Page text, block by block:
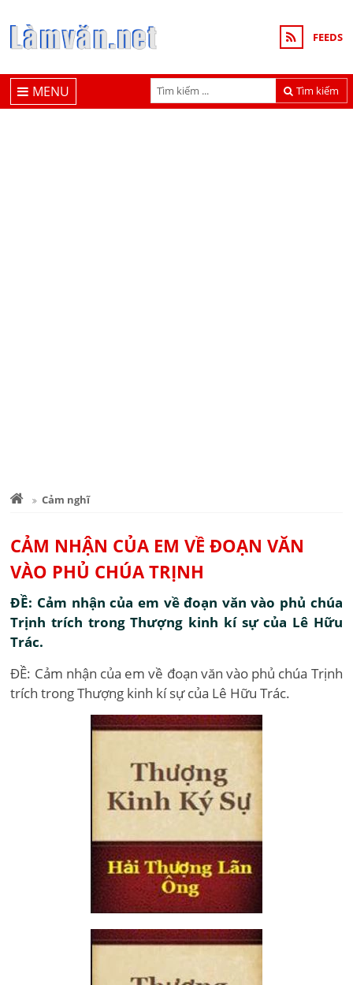
FEEDS
Tìm kiếm
MENU
Cảm nghĩ
CẢM NHẬN CỦA EM VỀ ĐOẠN VĂN
VÀO PHỦ CHÚA TRỊNH
ĐỀ: Cảm nhận của em về đoạn văn vào phủ chúa
Trịnh trích trong Thượng kinh kí sự của Lê Hữu
Trác.
ĐỀ: Cảm nhận của em về đoạn văn vào phủ chúa Trịnh
trích trong Thượng kinh kí sự của Lê Hữu Trác.